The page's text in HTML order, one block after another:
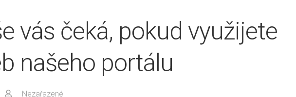
vás čeká, pokud využijete
našeho portálu
Nezařazené